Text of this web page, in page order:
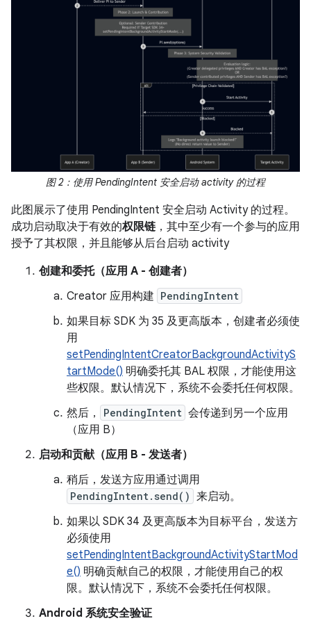
图 2：使用 PendingIntent 安全启动 activity 的过程
此图展示了使用 PendingIntent 安全启动 Activity 的过程。
成功启动取决于有效的权限链 ，其中至少有一个参与的应用
授予了其权限，并且能够从后台启动 activity
创建和委托（应用 A - 创建者）
Creator 应用构建 PendingIntent
如果目标 SDK 为 35 及更高版本，创建者必须使
用
setPendingIntentCreatorBackgroundActivityS
tartMode() 明确委托其 BAL 权限，才能使用这
些权限。默认情况下，系统不会委托任何权限。
然后，
PendingIntent 会传递到另一个应用
（应用 B）
启动和贡献（应用 B - 发送者）
稍后，发送方应用通过调用
PendingIntent.send() 来启动。
如果以 SDK 34 及更高版本为目标平台，发送方
必须使用
setPendingIntentBackgroundActivityStartMod
e() 明确贡献自己的权限，才能使用自己的权
限。默认情况下，系统不会委托任何权限。
Android 系统安全验证